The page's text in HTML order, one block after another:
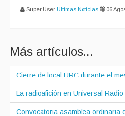
Super User Ultimas Noticias 06
Más artículos...
Cierre de local URC durante el
La radioafición en Universal Radio
Convocatoria asamblea ordinaria